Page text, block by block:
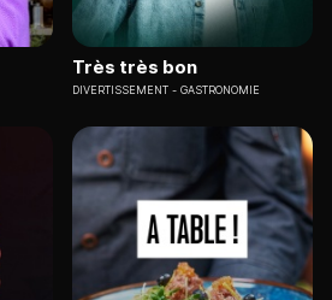
Très très bon
DIVERTISSEMENT GASTRONOMIE